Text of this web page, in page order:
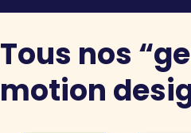
Tous nos
motion